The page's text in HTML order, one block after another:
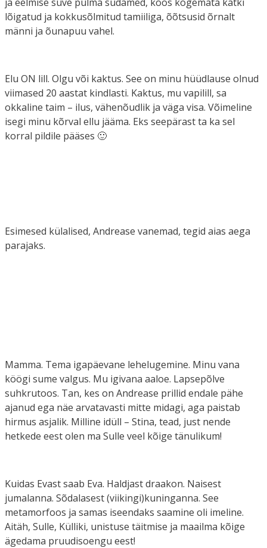
lõigatud ja kokkusõlmitud tamiiliga, õõtsusid õrnalt
männi ja õunapuu vahel.
Elu ON lill. Olgu või kaktus. See on minu hüüdlause olnud
viimased 20 aastat kindlasti. Kaktus, mu vapilill, sa
okkaline taim – ilus, vähenõudlik ja väga visa. Võimeline
isegi minu kõrval ellu jääma. Eks seepärast ta ka sel
korral pildile pääses 🙂
Esimesed külalised, Andrease vanemad, tegid aias aega
parajaks.
Mamma. Tema igapäevane lehelugemine. Minu vana
köögi sume valgus. Mu igivana aaloe. Lapsepõlve
suhkrutoos. Tan, kes on Andrease prillid endale pähe
ajanud ega näe arvatavasti mitte midagi, aga paistab
hirmus asjalik. Milline idüll – Stina, tead, just nende
hetkede eest olen ma Sulle veel kõige tänulikum!
Kuidas Evast saab Eva. Haldjast draakon. Naisest
jumalanna. Sõdalasest (viikingi)kuninganna. See
metamorfoos ja samas iseendaks saamine oli imeline.
Aitäh, Sulle, Külliki, unistuse täitmise ja maailma kõige
ägedama pruudisoengu eest!